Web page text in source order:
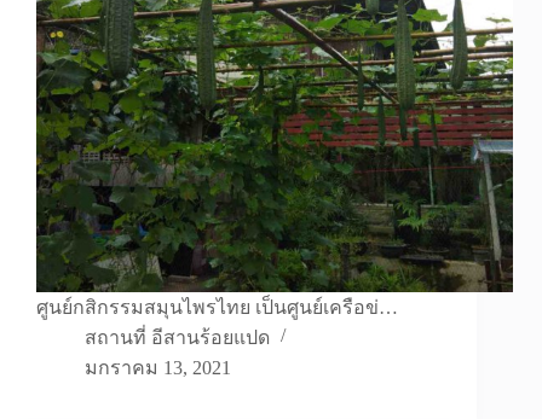
ศูนย์กสิกรรมสมุนไพรไทย เป็นศูนย์เครือข่…
สถานที่ อีสานร้อยแปด
มกราคม 13, 2021